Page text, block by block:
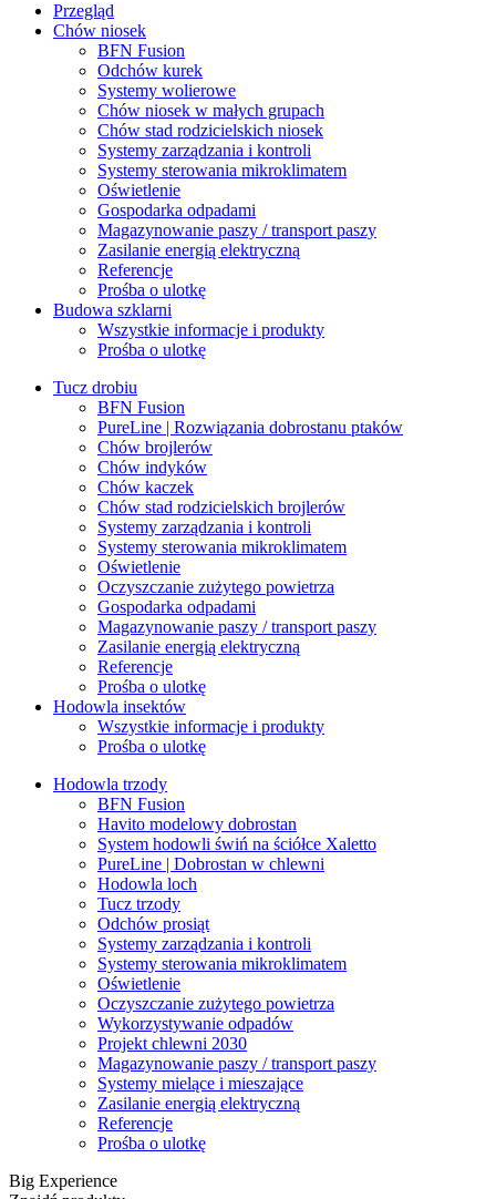
Przegląd
Chów niosek
BFN Fusion
Odchów kurek
Systemy wolierowe
Chów niosek w małych grupach
Chów stad rodzicielskich niosek
Systemy zarządzania i kontroli
Systemy sterowania mikroklimatem
Oświetlenie
Gospodarka odpadami
Magazynowanie paszy / transport paszy
Zasilanie energią elektryczną
Referencje
Prośba o ulotkę
Budowa szklarni
Wszystkie informacje i produkty
Prośba o ulotkę
Tucz drobiu
BFN Fusion
PureLine | Rozwiązania dobrostanu ptaków
Chów brojlerów
Chów indyków
Chów kaczek
Chów stad rodzicielskich brojlerów
Systemy zarządzania i kontroli
Systemy sterowania mikroklimatem
Oświetlenie
Oczyszczanie zużytego powietrza
Gospodarka odpadami
Magazynowanie paszy / transport paszy
Zasilanie energią elektryczną
Referencje
Prośba o ulotkę
Hodowla insektów
Wszystkie informacje i produkty
Prośba o ulotkę
Hodowla trzody
BFN Fusion
Havito modelowy dobrostan
System hodowli świń na ściółce Xaletto
PureLine | Dobrostan w chlewni
Hodowla loch
Tucz trzody
Odchów prosiąt
Systemy zarządzania i kontroli
Systemy sterowania mikroklimatem
Oświetlenie
Oczyszczanie zużytego powietrza
Wykorzystywanie odpadów
Projekt chlewni 2030
Magazynowanie paszy / transport paszy
Systemy mielące i mieszające
Zasilanie energią elektryczną
Referencje
Prośba o ulotkę
Big Experience